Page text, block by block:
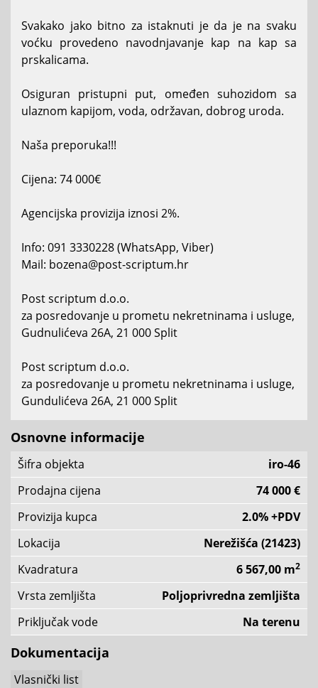
Svakako jako bitno za istaknuti je da je na svaku
voćku provedeno navodnjavanje kap na kap sa
prskalicama.
Osiguran pristupni put, omeđen suhozidom sa
ulaznom kapijom, voda, održavan, dobrog uroda.
Naša preporuka!!!
Cijena: 74 000€
Agencijska provizija iznosi 2%.
Info: 091 3330228 (WhatsApp, Viber)
Mail: bozena@post-scriptum.hr
Post scriptum d.o.o.
za posredovanje u prometu nekretninama i usluge,
Gudnulićeva 26A, 21 000 Split
Post scriptum d.o.o.
za posredovanje u prometu nekretninama i usluge,
Gundulićeva 26A, 21 000 Split
Osnovne informacije
Šifra objekta
iro-46
Prodajna cijena
74 000 €
Provizija kupca
2.0% +PDV
Lokacija
Nerežišća (21423)
Kvadratura
6 567,00 m2
Vrsta zemljišta
Poljoprivredna zemljišta
Priključak vode
Na terenu
Dokumentacija
Vlasnički list